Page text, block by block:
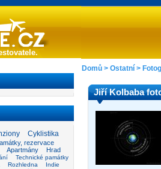
Cyklistika
rezervace
Apartmány Hrad
Technické památky
Rozhledna
Indie
Domů > Ostatní >
Jiří Kolbaba